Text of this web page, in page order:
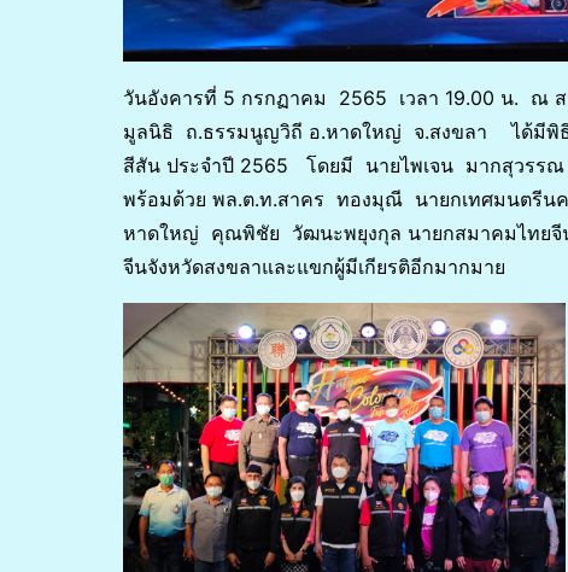
วันอังคารที่ 5 กรกฏาคม 2565 เวลา 19.00 น. ณ
มูลนิธิ ถ.ธรรมนูญวิถี อ.หาดใหญ่ จ.สงขลา ได้มีพิธี
สีสัน ประจำปี 2565 โดยมี นายไพเจน มากสุวรรณ
พร้อมด้วย พล.ต.ท.สาคร ทองมุณี นายกเทศมนตรี
หาดใหญ่ คุณพิชัย วัฒนะพยุงกุล นายกสมาคมไทยจี
จีนจังหวัดสงขลาและแขกผู้มีเกียรติอีกมากมาย